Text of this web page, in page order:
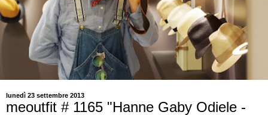
lunedì 23 settembre 2013
meoutfit # 1165 "Hanne Gaby Odiele -